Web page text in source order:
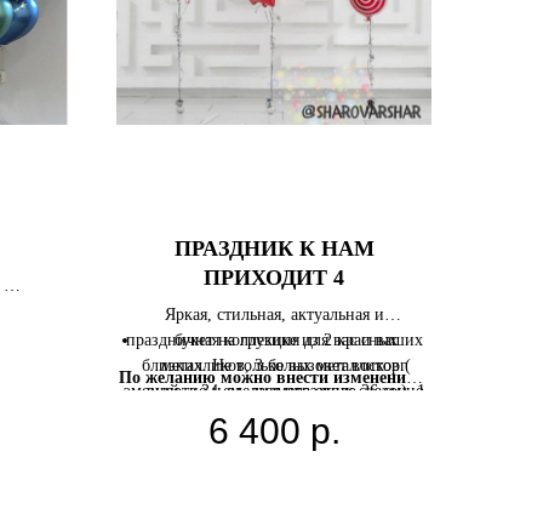
ПРАЗДНИК К НАМ
ПРИХОДИТ 4
Яркая, стильная, актуальная и
праздничная коллекция для вас и ваших
близких. Не только вызовет восторг
эмоций, но и сделает праздник сказочно
красивым и незабываемым!
букет на грузике из 2 красных
металликов, 3 белых металликов (
высота 34 см, диаметр около 26 см), 1
прозрачного шара с красным конфетти
квадратики (высота 42 см, диаметр
По желанию можно внести изменения в
либо позиции при финальном
подтверждении заказа с менеджером.
6 400 р.